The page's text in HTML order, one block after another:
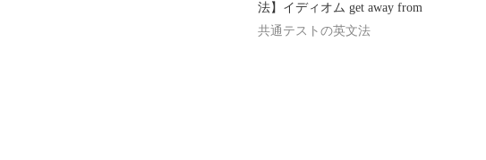
法】イディオム get away from
共通テストの英文法